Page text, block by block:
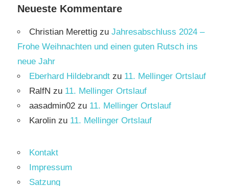
Neueste Kommentare
Christian Merettig zu Jahresabschluss 2024 –
Frohe Weihnachten und einen guten Rutsch ins
neue Jahr
Eberhard Hildebrandt zu 11. Mellinger Ortslauf
RalfN zu 11. Mellinger Ortslauf
aasadmin02 zu 11. Mellinger Ortslauf
Karolin zu 11. Mellinger Ortslauf
Kontakt
Impressum
Satzung